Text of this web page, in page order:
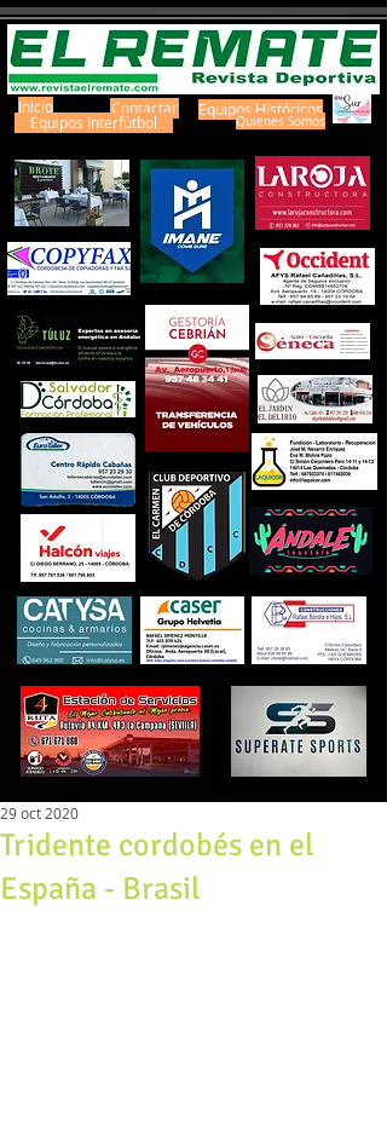
Inicio Contactar
Equipos Interfútbol
Equipos Históricos
Quienes Somos
Tridente cordobés en el
España - Brasil
29 oct 2020